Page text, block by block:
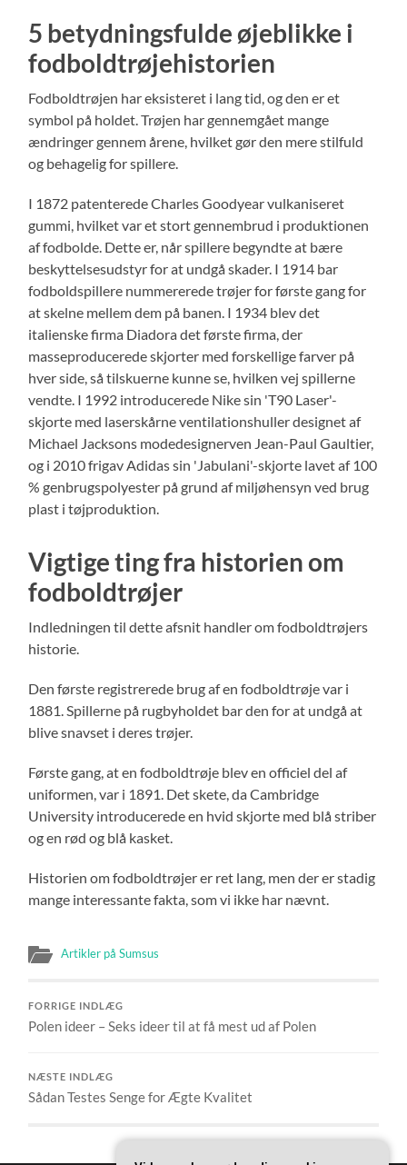
5 betydningsfulde øjeblikke i
fodboldtrøjehistorien
Fodboldtrøjen har eksisteret i lang tid, og den er et
symbol på holdet. Trøjen har gennemgået mange
ændringer gennem årene, hvilket gør den mere stilfuld
og behagelig for spillere.
I 1872 patenterede Charles Goodyear vulkaniseret
gummi, hvilket var et stort gennembrud i produktionen
af fodbolde. Dette er, når spillere begyndte at bære
beskyttelsesudstyr for at undgå skader. I 1914 bar
fodboldspillere nummererede trøjer for første gang for
at skelne mellem dem på banen. I 1934 blev det
italienske firma Diadora det første firma, der
masseproducerede skjorter med forskellige farver på
hver side, så tilskuerne kunne se, hvilken vej spillerne
vendte. I 1992 introducerede Nike sin 'T90 Laser'-
skjorte med laserskårne ventilationshuller designet af
Michael Jacksons modedesignerven Jean-Paul Gaultier,
og i 2010 frigav Adidas sin 'Jabulani'-skjorte lavet af 100
% genbrugspolyester på grund af miljøhensyn ved brug
plast i tøjproduktion.
Vigtige ting fra historien om
fodboldtrøjer
Indledningen til dette afsnit handler om fodboldtrøjers
historie.
Den første registrerede brug af en fodboldtrøje var i
1881. Spillerne på rugbyholdet bar den for at undgå at
blive snavset i deres trøjer.
Første gang, at en fodboldtrøje blev en officiel del af
uniformen, var i 1891. Det skete, da Cambridge
University introducerede en hvid skjorte med blå striber
og en rød og blå kasket.
Historien om fodboldtrøjer er ret lang, men der er stadig
mange interessante fakta, som vi ikke har nævnt.
Artikler på Sumsus
FORRIGE INDLÆG
Polen ideer – Seks ideer til at få mest ud af Polen
NÆSTE INDLÆG
Sådan Testes Senge for Ægte Kvalitet